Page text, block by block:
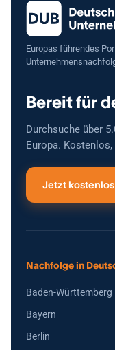
Europas führendes
Bereit für
Durchsuche über
Europa.
Jetzt
Nachfolge in
Baden-Württemberg
Bayern
Berlin